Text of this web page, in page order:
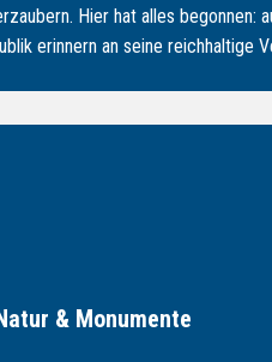
Hier hat alles
erinnern an seine reichhaltige
& Monumente